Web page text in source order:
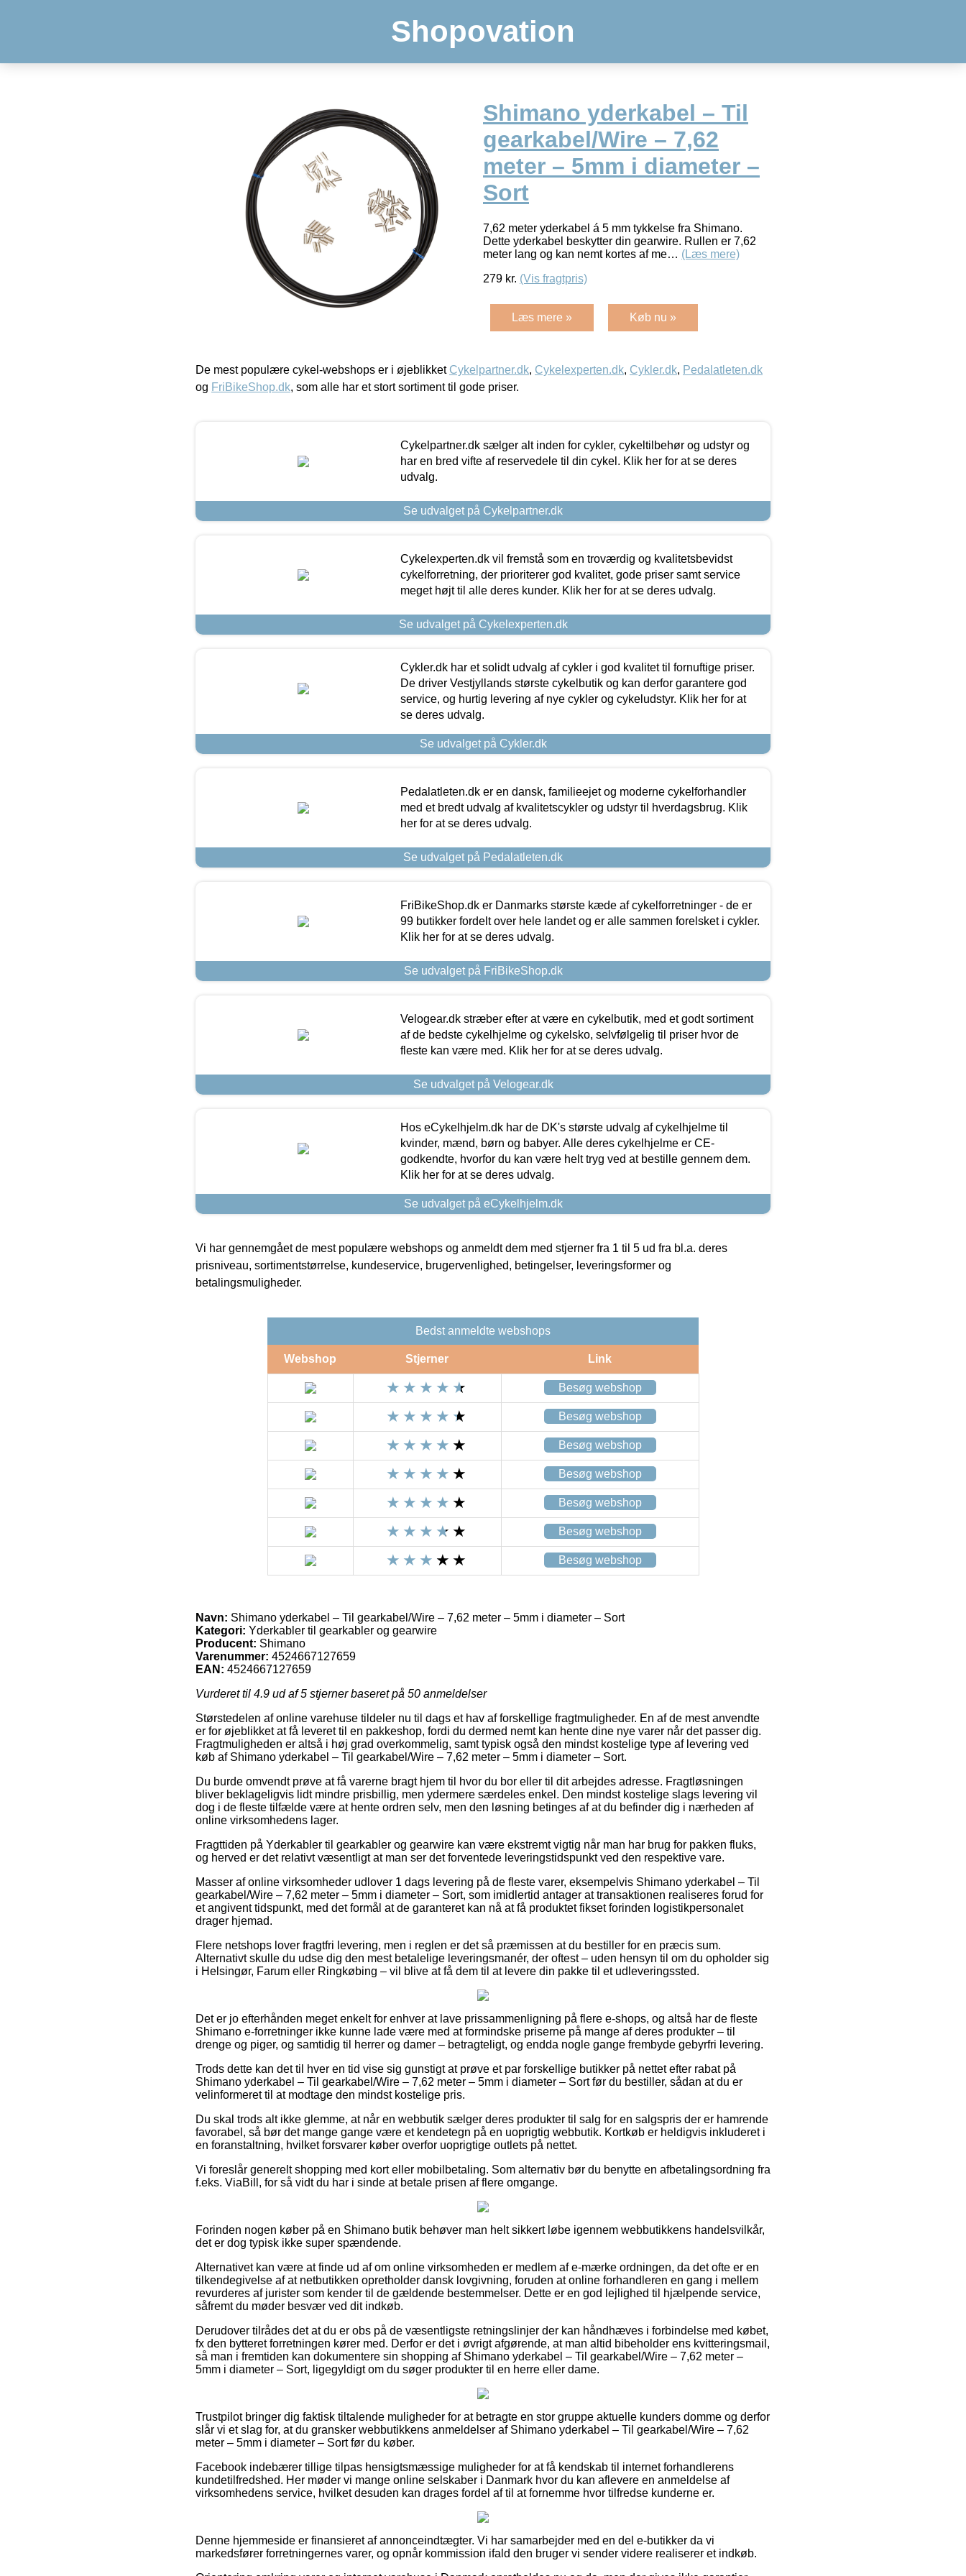
Shopovation
Shimano yderkabel – Til
gearkabel/Wire – 7,62
meter – 5mm i diameter –
Sort
7,62 meter yderkabel á 5 mm tykkelse fra Shimano.
Dette yderkabel beskytter din gearwire. Rullen er 7,62
meter lang og kan nemt kortes af me… (Læs mere)
279 kr. (Vis fragtpris)
Læs mere » Køb nu »
De mest populære cykel-webshops er i øjeblikket Cykelpartner.dk, Cykelexperten.dk, Cykler.dk, Pedalatleten.dk
og FriBikeShop.dk, som alle har et stort sortiment til gode priser.
Cykelpartner.dk sælger alt inden for cykler, cykeltilbehør og udstyr og
har en bred vifte af reservedele til din cykel. Klik her for at se deres
udvalg.
Se udvalget på Cykelpartner.dk
Cykelexperten.dk vil fremstå som en troværdig og kvalitetsbevidst
cykelforretning, der prioriterer god kvalitet, gode priser samt service
meget højt til alle deres kunder. Klik her for at se deres udvalg.
Se udvalget på Cykelexperten.dk
Cykler.dk har et solidt udvalg af cykler i god kvalitet til fornuftige priser.
De driver Vestjyllands største cykelbutik og kan derfor garantere god
service, og hurtig levering af nye cykler og cykeludstyr. Klik her for at
se deres udvalg.
Se udvalget på Cykler.dk
Pedalatleten.dk er en dansk, familieejet og moderne cykelforhandler
med et bredt udvalg af kvalitetscykler og udstyr til hverdagsbrug. Klik
her for at se deres udvalg.
Se udvalget på Pedalatleten.dk
FriBikeShop.dk er Danmarks største kæde af cykelforretninger - de er
99 butikker fordelt over hele landet og er alle sammen forelsket i cykler.
Klik her for at se deres udvalg.
Se udvalget på FriBikeShop.dk
Velogear.dk stræber efter at være en cykelbutik, med et godt sortiment
af de bedste cykelhjelme og cykelsko, selvfølgelig til priser hvor de
fleste kan være med. Klik her for at se deres udvalg.
Se udvalget på Velogear.dk
Hos eCykelhjelm.dk har de DK's største udvalg af cykelhjelme til
kvinder, mænd, børn og babyer. Alle deres cykelhjelme er CE-
godkendte, hvorfor du kan være helt tryg ved at bestille gennem dem.
Klik her for at se deres udvalg.
Se udvalget på eCykelhjelm.dk
Vi har gennemgået de mest populære webshops og anmeldt dem med stjerner fra 1 til 5 ud fra bl.a. deres
prisniveau, sortimentstørrelse, kundeservice, brugervenlighed, betingelser, leveringsformer og
betalingsmuligheder.
Bedst anmeldte webshops
Webshop Stjerner Link
Besøg webshop
Besøg webshop
Besøg webshop
Besøg webshop
Besøg webshop
Besøg webshop
Besøg webshop
Navn: Shimano yderkabel – Til gearkabel/Wire – 7,62 meter – 5mm i diameter – Sort
Kategori: Yderkabler til gearkabler og gearwire
Producent: Shimano
Varenummer: 4524667127659
EAN: 4524667127659
Vurderet til 4.9 ud af 5 stjerner baseret på 50 anmeldelser
Størstedelen af online varehuse tildeler nu til dags et hav af forskellige fragtmuligheder. En af de mest anvendte
er for øjeblikket at få leveret til en pakkeshop, fordi du dermed nemt kan hente dine nye varer når det passer dig.
Fragtmuligheden er altså i høj grad overkommelig, samt typisk også den mindst kostelige type af levering ved
køb af Shimano yderkabel – Til gearkabel/Wire – 7,62 meter – 5mm i diameter – Sort.
Du burde omvendt prøve at få varerne bragt hjem til hvor du bor eller til dit arbejdes adresse. Fragtløsningen
bliver beklageligvis lidt mindre prisbillig, men ydermere særdeles enkel. Den mindst kostelige slags levering vil
dog i de fleste tilfælde være at hente ordren selv, men den løsning betinges af at du befinder dig i nærheden af
online virksomhedens lager.
Fragttiden på Yderkabler til gearkabler og gearwire kan være ekstremt vigtig når man har brug for pakken fluks,
og herved er det relativt væsentligt at man ser det forventede leveringstidspunkt ved den respektive vare.
Masser af online virksomheder udlover 1 dags levering på de fleste varer, eksempelvis Shimano yderkabel – Til
gearkabel/Wire – 7,62 meter – 5mm i diameter – Sort, som imidlertid antager at transaktionen realiseres forud for
et angivent tidspunkt, med det formål at de garanteret kan nå at få produktet fikset forinden logistikpersonalet
drager hjemad.
Flere netshops lover fragtfri levering, men i reglen er det så præmissen at du bestiller for en præcis sum.
Alternativt skulle du udse dig den mest betalelige leveringsmanér, der oftest – uden hensyn til om du opholder sig
i Helsingør, Farum eller Ringkøbing – vil blive at få dem til at levere din pakke til et udleveringssted.
Det er jo efterhånden meget enkelt for enhver at lave prissammenligning på flere e-shops, og altså har de fleste
Shimano e-forretninger ikke kunne lade være med at formindske priserne på mange af deres produkter – til
drenge og piger, og samtidig til herrer og damer – betragteligt, og endda nogle gange frembyde gebyrfri levering.
Trods dette kan det til hver en tid vise sig gunstigt at prøve et par forskellige butikker på nettet efter rabat på
Shimano yderkabel – Til gearkabel/Wire – 7,62 meter – 5mm i diameter – Sort før du bestiller, sådan at du er
velinformeret til at modtage den mindst kostelige pris.
Du skal trods alt ikke glemme, at når en webbutik sælger deres produkter til salg for en salgspris der er hamrende
favorabel, så bør det mange gange være et kendetegn på en uoprigtig webbutik. Kortkøb er heldigvis inkluderet i
en foranstaltning, hvilket forsvarer køber overfor uoprigtige outlets på nettet.
Vi foreslår generelt shopping med kort eller mobilbetaling. Som alternativ bør du benytte en afbetalingsordning fra
f.eks. ViaBill, for så vidt du har i sinde at betale prisen af flere omgange.
Forinden nogen køber på en Shimano butik behøver man helt sikkert løbe igennem webbutikkens handelsvilkår,
det er dog typisk ikke super spændende.
Alternativet kan være at finde ud af om online virksomheden er medlem af e-mærke ordningen, da det ofte er en
tilkendegivelse af at netbutikken opretholder dansk lovgivning, foruden at online forhandleren en gang i mellem
revurderes af jurister som kender til de gældende bestemmelser. Dette er en god lejlighed til hjælpende service,
såfremt du møder besvær ved dit indkøb.
Derudover tilrådes det at du er obs på de væsentligste retningslinjer der kan håndhæves i forbindelse med købet,
fx den bytteret forretningen kører med. Derfor er det i øvrigt afgørende, at man altid bibeholder ens kvitteringsmail,
så man i fremtiden kan dokumentere sin shopping af Shimano yderkabel – Til gearkabel/Wire – 7,62 meter –
5mm i diameter – Sort, ligegyldigt om du søger produkter til en herre eller dame.
Trustpilot bringer dig faktisk tiltalende muligheder for at betragte en stor gruppe aktuelle kunders domme og derfor
slår vi et slag for, at du gransker webbutikkens anmeldelser af Shimano yderkabel – Til gearkabel/Wire – 7,62
meter – 5mm i diameter – Sort før du køber.
Facebook indebærer tillige tilpas hensigtsmæssige muligheder for at få kendskab til internet forhandlerens
kundetilfredshed. Her møder vi mange online selskaber i Danmark hvor du kan aflevere en anmeldelse af
virksomhedens service, hvilket desuden kan drages fordel af til at fornemme hvor tilfredse kunderne er.
Denne hjemmeside er finansieret af annonceindtægter. Vi har samarbejder med en del e-butikker da vi
markedsfører forretningernes varer, og opnår kommission ifald den bruger vi sender videre realiserer et indkøb.